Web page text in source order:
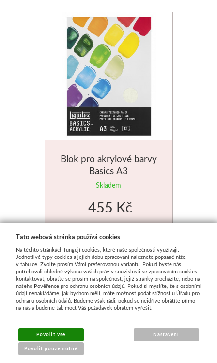
Blok pro akrylové barvy
Basics A3
Skladem
455 Kč
Jak malovat akrylovými
Tato webová stránka používá cookies
Na těchto stránkách fungují cookies, které naše společnosti využívají.
Jednotlivé typy cookies a jejich dobu zpracování naleznete popsané níže
v tabulce. Zvolte prosím Vámi preferovanou variantu. Pokud byste nás
potřebovali ohledně výkonu vašich práv v souvislosti se zpracováním cookies
kontaktovat, obraťte se prosím na společnost, jejíž stránky procházíte, nebo na
našeho Pověřence pro ochranu osobních údajů. Pokud si myslíte, že s osobními
údaji nenakládáme, jak bychom měli, máte možnost podat stížnost u Úřadu pro
ochranu osobních údajů. Budeme však rádi, pokud se nejdříve obrátíte přímo
na nás a budeme tak moct Váš požadavek obratem vyřešit.
Povolit vše
Povolit pouze nutné
Nastavení